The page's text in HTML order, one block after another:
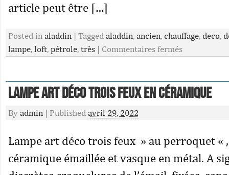
article peut être […]
Posted in aladdin | Tagged aladdin, ancien, chauffage, deco,
lampe, loft, pétrole, très | Commentaires fermés
Lampe Art Déco trois feux en céramique
By admin | Published avril 29, 2022
Lampe art déco trois feux » au perroquet «
céramique émaillée et vasque en métal. A